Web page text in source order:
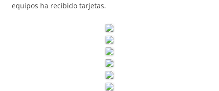
equipos ha recibido tarjetas.